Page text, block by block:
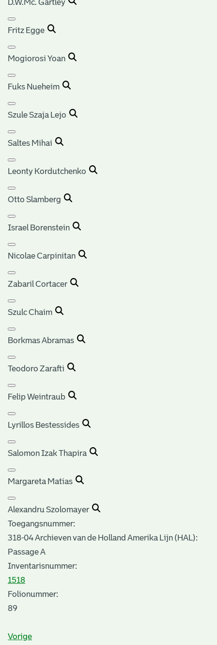
D.W.Mc. Gartley
Fritz Egge
Mogiorosi Yoan
Fuks Nueheim
Szule Szaja Lejo
Saltes Mihai
Leonty Kordutchenko
Otto Slamberg
Israel Borenstein
Nicolae Carpinitan
Zabaril Cortacer
Szulc Chaim
Borkmas Abramas
Teodoro Zarafti
Felip Weintraub
Lyrillos Bestessides
Salomon Izak Thapira
Margareta Matias
Alexandru Szolomayer
Toegangsnummer:
318-04 Archieven van de Holland Amerika Lijn (HAL):
Passage A
Inventarisnummer:
1518
Folionummer:
89
Vorige